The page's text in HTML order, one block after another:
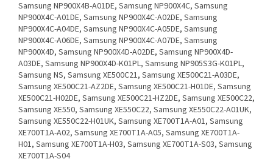
Samsung NP900X4B-A01DE, Samsung NP900X4C, Samsung
NP900X4C-A01DE, Samsung NP900X4C-A02DE, Samsung
NP900X4C-A04DE, Samsung NP900X4C-A05DE, Samsung
NP900X4C-A06DE, Samsung NP900X4C-A07DE, Samsung
NP900X4D, Samsung NP900X4D-A02DE, Samsung NP900X4D-
A03DE, Samsung NP900X4D-K01PL, Samsung NP905S3G-K01PL,
Samsung NS, Samsung XE500C21, Samsung XE500C21-A03DE,
Samsung XE500C21-AZ2DE, Samsung XE500C21-H01DE, Samsung
XE500C21-H02DE, Samsung XE500C21-HZ2DE, Samsung XE500C22,
Samsung XE550, Samsung XE550C22, Samsung XE550C22-A01UK,
Samsung XE550C22-H01UK, Samsung XE700T1A-A01, Samsung
XE700T1A-A02, Samsung XE700T1A-A05, Samsung XE700T1A-
H01, Samsung XE700T1A-H03, Samsung XE700T1A-S03, Samsung
XE700T1A-S04